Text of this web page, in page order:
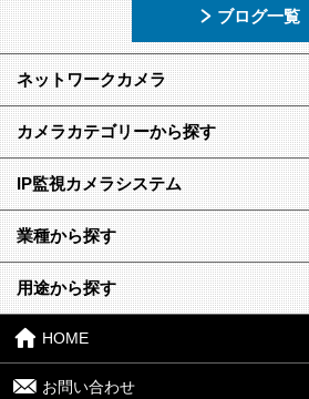
ブログ一覧
ネットワークカメラ
カメラカテゴリーから探す
IP監視カメラシステム
業種から探す
用途から探す
HOME
お問い合わせ